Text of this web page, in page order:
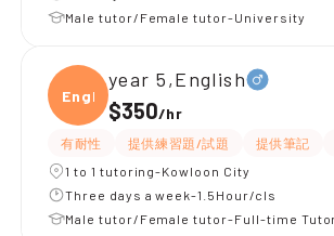
Male tutor/Female tutor-University
Engli
year 5,English
$350/hr
有耐性 提供練習題/試題 提供筆記
1 to 1 tutoring-Kowloon City
Three days a week-1.5Hour/cls
Male tutor/Female tutor-Full-time